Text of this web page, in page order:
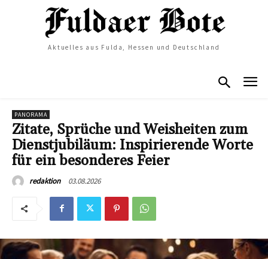
Aktuelles aus Fulda, Hessen und Deutschland
PANORAMA
Zitate, Sprüche und Weisheiten zum
Dienstjubiläum: Inspirierende Worte
für ein besonderes Feier
redaktion 03.08.2026